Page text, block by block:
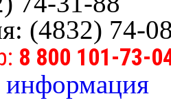
(4832) 74-
8 800 101-73-
информация